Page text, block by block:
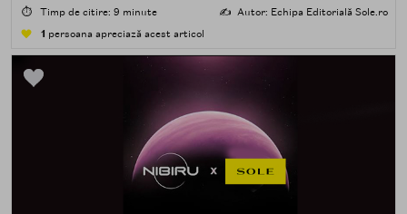
care îți place, de fapt, să descoperi produse — testând,
atingând, comparând, întrebând.
⏱️ Timp de citire: 9 minute ✍️ Autor: Echipa Editorială Sole.ro
1 persoana apreciază acest articol